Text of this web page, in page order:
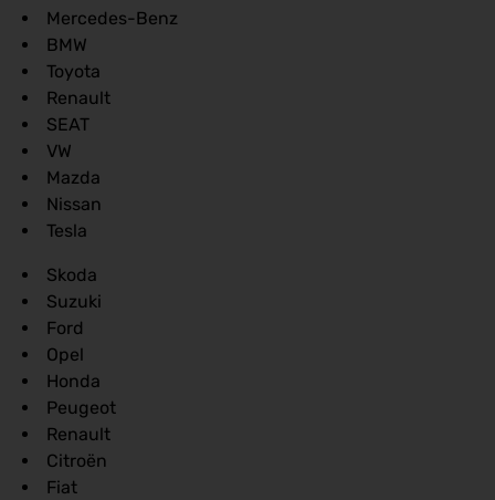
Mercedes-Benz
BMW
Toyota
Renault
SEAT
VW
Mazda
Nissan
Tesla
Skoda
Suzuki
Ford
Opel
Honda
Peugeot
Renault
Citroën
Fiat